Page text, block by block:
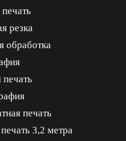
резка
обработка
печать
3,2 метра